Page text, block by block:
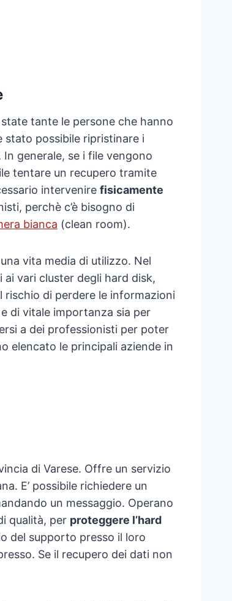
tante le persone che hanno
possibile ripristinare i
generale, se i file vengono
tentare un recupero tramite
intervenire fisicamente
perchè c’è bisogno di
bianca (clean room).
vita media di utilizzo. Nel
vari cluster degli hard disk,
di perdere le informazioni
di vitale importanza sia per
a dei professionisti per poter
elencato le principali aziende in
di Varese. Offre un servizio
E’ possibile richiedere un
un messaggio. Operano
qualità, per proteggere l’hard
del supporto presso il loro
Se il recupero dei dati non